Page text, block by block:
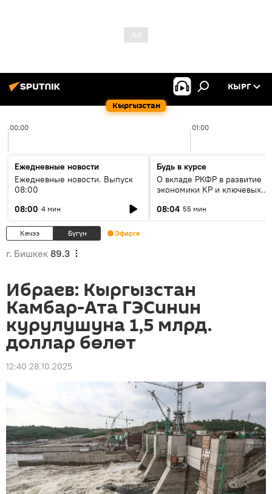
Кыргызстан
КЫРГ
00:00 01:00
Ежедневные новости
Ежедневные новости. Выпуск
08:00
08:00 4 мин
Будь в курсе
О вкладе РКФР в развитие
экономики КР и ключевых
08:04 55 мин
Кечээ Бүгүн Эфирге
г. Бишкек 89.3
Ибраев: Кыргызстан
Камбар-Ата ГЭСинин
курулушуна 1,5 млрд.
доллар бөлөт
12:40 28.10.2025